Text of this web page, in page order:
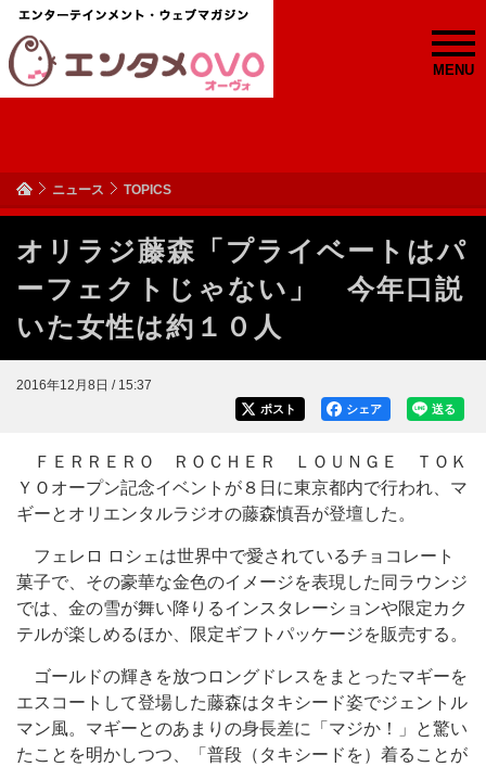
MENU
ニュース TOPICS
オリラジ藤森「プライベートはパ
ーフェクトじゃない」 今年口説
いた女性は約１０人
2016年12月8日 / 15:37
送る
シェア
ポスト
ＦＥＲＲＥＲＯ ＲＯＣＨＥＲ ＬＯＵＮＧＥ ＴＯＫ
ＹＯオープン記念イベントが８日に東京都内で行われ、マ
ギーとオリエンタルラジオの藤森慎吾が登壇した。
フェレロ ロシェは世界中で愛されているチョコレート
菓子で、その豪華な金色のイメージを表現した同ラウンジ
では、金の雪が舞い降りるインスタレーションや限定カク
テルが楽しめるほか、限定ギフトパッケージを販売する。
ゴールドの輝きを放つロングドレスをまとったマギーを
エスコートして登場した藤森はタキシード姿でジェントル
マン風。マギーとのあまりの身長差に「マジか！」と驚い
たことを明かしつつ、「普段（タキシードを）着ることが